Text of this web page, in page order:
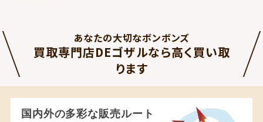
あなたの大切なボンボンズ
買取専門店DEゴザルなら高く買い取
ります
国内外の多彩な販売ルート